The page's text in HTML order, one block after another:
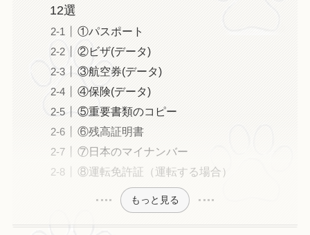
12選
①パスポート
②ビザ(データ)
③航空券(データ)
④保険(データ)
⑤重要書類のコピー
⑥残高証明書
⑦日本のマイナンバー
⑧運転免許証（運転する場合）
もっと見る